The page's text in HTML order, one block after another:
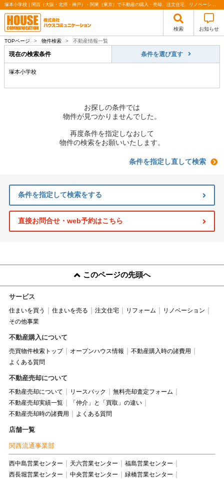
塚本小学校｜関西（大阪・北摂・神戸）・関東（東京）で不動産の購入・売却、注文住宅、リノベーションの事なら株式会社ハウスコミュニケーション
検索 お知らせ
TOPページ > 物件検索 > 不動産情報一覧
現在の検索条件 条件を選び直す
塚本小学校
お探しの条件では
物件が見つかりませんでした。
再度条件を指定しなおして
物件の検索をお願いいたします。
条件を指定し直して検索
条件を指定して検索をする
直接お問合せ・web予約はこちら
このページの先頭へ
サービス
住まいを買う 住まいを売る 注文住宅 リフォーム
リノベーション
その他事業
不動産購入について
売買物件検索トップ オープンハウス情報
不動産購入時の諸費用
よくある質問
不動産売却について
不動産売却について リースバック
無料売却査定フォーム
不動産売却実績一覧
「仲介」と「買取」の違い
不動産売却時の諸費用
よくある質問
店舗一覧
関西流通事業部
西中島営業センター 天六営業センター
福島営業センター
西長堀営業センター
中央営業センター
緑橋営業センター